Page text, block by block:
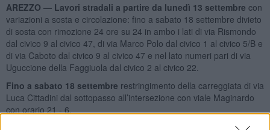
AREZZO — Lavori stradali a partire da lunedì 13 settembre con
variazioni a sosta e circolazione: fino a sabato 18 settembre divieto
di sosta con rimozione 24 ore su 24 in ambo i lati di via Rismondo
dal civico 9 al civico 47, di via Marco Polo dal civico 1 al civico 5/B e
di via Caboto dal civico 9 al civico 47 e nel lato numeri pari di via
Uguccione della Faggiuola dal civico 2 al civico 22.
Fino a sabato 18 settembre restringimento della carreggiata di via
Luca Cittadini dal sottopasso all’intersezione con viale Maginardo
con orario 21 - 6.